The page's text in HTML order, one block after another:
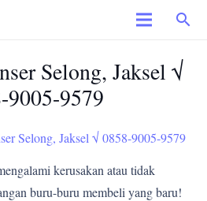
search
Selong, Jaksel √
9005-9579
Selong, Jaksel √ 0858-9005-9579
kerusakan atau tidak
buru-buru membeli yang baru!